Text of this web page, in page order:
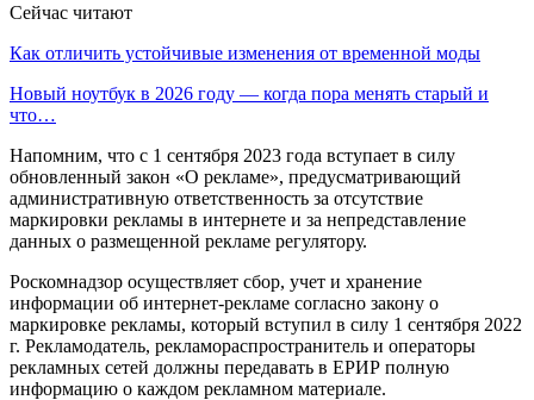
Сейчас читают
Как отличить устойчивые изменения от временной моды
Новый ноутбук в 2026 году — когда пора менять старый и
что…
Напомним, что с 1 сентября 2023 года вступает в силу
обновленный закон «О рекламе», предусматривающий
административную ответственность за отсутствие
маркировки рекламы в интернете и за непредставление
данных о размещенной рекламе регулятору.
Роскомнадзор осуществляет сбор, учет и хранение
информации об интернет-рекламе согласно закону о
маркировке рекламы, который вступил в силу 1 сентября 2022
г. Рекламодатель, рекламораспространитель и операторы
рекламных сетей должны передавать в ЕРИР полную
информацию о каждом рекламном материале.